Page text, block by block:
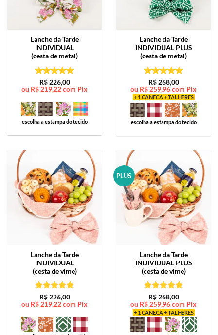
Lanche da Tarde
INDIVIDUAL
(cesta de metal)
Avaliação5
de 5
R$226,00
ou R$ 219,22com Pix
escolha a estampa do tecido
Lanche da Tarde
INDIVIDUAL PLUS
(cesta de metal)
Avaliação5
de 5
R$268,00
ou R$ 259,96com Pix
+ 1 CANECA + TALHERES
escolha a estampa do tecido
Lanche da Tarde
INDIVIDUAL
(cesta de vime)
Avaliação5
de 5
R$226,00
ou R$ 219,22com Pix
PLUS
Lanche da Tarde
INDIVIDUAL PLUS
(cesta de vime)
Avaliação5
de 5
R$268,00
ou R$ 259,96com Pix
+ 1 CANECA + TALHERES